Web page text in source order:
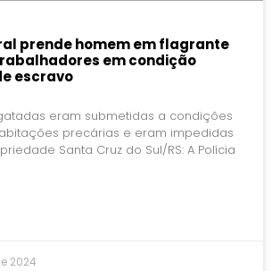
prende homem em flagrante
em condição
escravo
eram submetidas a condições
precárias e eram impedidas
Santa Cruz do Sul/RS: A Polícia
2024